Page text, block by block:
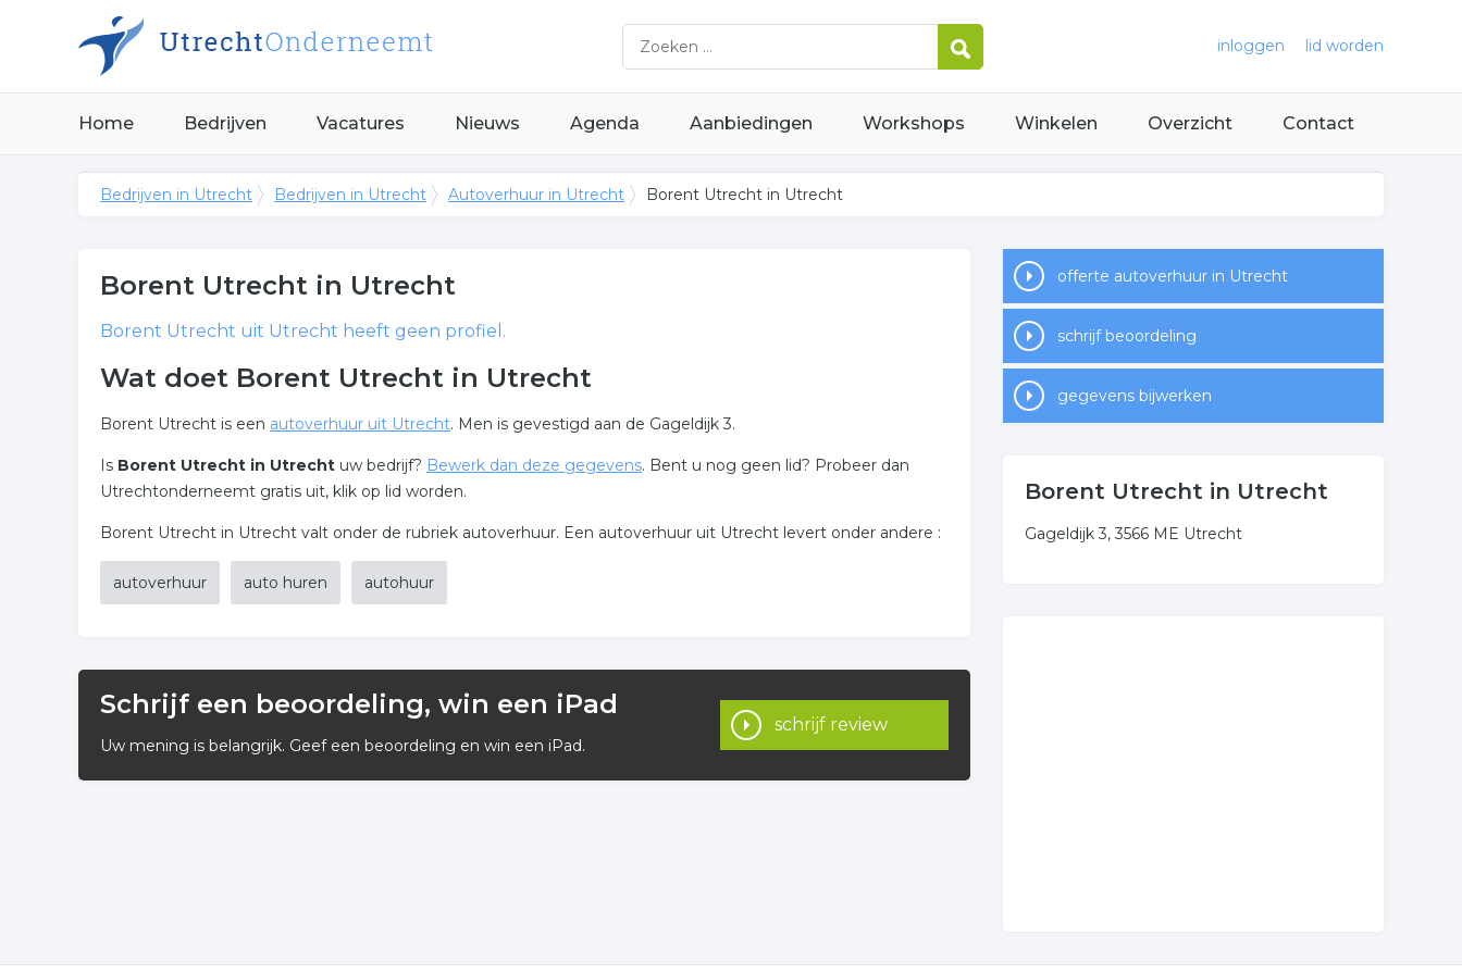
inloggen lid worden
Home Bedrijven Vacatures Nieuws Agenda Aanbiedingen Workshops Winkelen Overzicht Contact
Bedrijven in Utrecht Bedrijven in Utrecht Autoverhuur in Utrecht Borent Utrecht in Utrecht
Borent Utrecht in Utrecht
Borent Utrecht uit Utrecht heeft geen profiel.
Wat doet Borent Utrecht in Utrecht
Borent Utrecht is een autoverhuur uit Utrecht. Men is gevestigd aan de Gageldijk 3.
Is Borent Utrecht in Utrecht uw bedrijf? Bewerk dan deze gegevens. Bent u nog geen lid? Probeer dan
Utrechtonderneemt gratis uit, klik op lid worden.
Borent Utrecht in Utrecht valt onder de rubriek autoverhuur. Een autoverhuur uit Utrecht levert onder andere :
autoverhuur auto huren autohuur
Schrijf een beoordeling, win een iPad
Uw mening is belangrijk. Geef een beoordeling en win een iPad.
schrijf review
offerte autoverhuur in Utrecht
schrijf beoordeling
gegevens bijwerken
Borent Utrecht in Utrecht
Gageldijk 3, 3566 ME Utrecht